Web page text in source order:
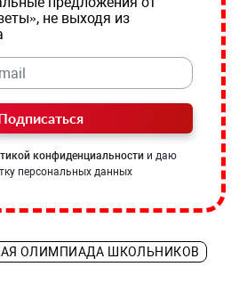
не выходя из
конфиденциальности и даю
персональных данных
ОЛИМПИАДА ШКОЛЬНИКОВ